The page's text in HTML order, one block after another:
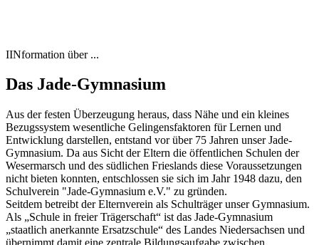
IINformation über ...
Das Jade-Gymnasium
Aus der festen Überzeugung heraus, dass Nähe und ein kleines
Bezugssystem wesentliche Gelingensfaktoren für Lernen und
Entwicklung darstellen, entstand vor über 75 Jahren unser Jade-
Gymnasium. Da aus Sicht der Eltern die öffentlichen Schulen der
Wesermarsch und des südlichen Frieslands diese Voraussetzungen
nicht bieten konnten, entschlossen sie sich im Jahr 1948 dazu, den
Schulverein "Jade-Gymnasium e.V." zu gründen.
Seitdem betreibt der Elternverein als Schulträger unser Gymnasium.
Als „Schule in freier Trägerschaft“ ist das Jade-Gymnasium
„staatlich anerkannte Ersatzschule“ des Landes Niedersachsen und